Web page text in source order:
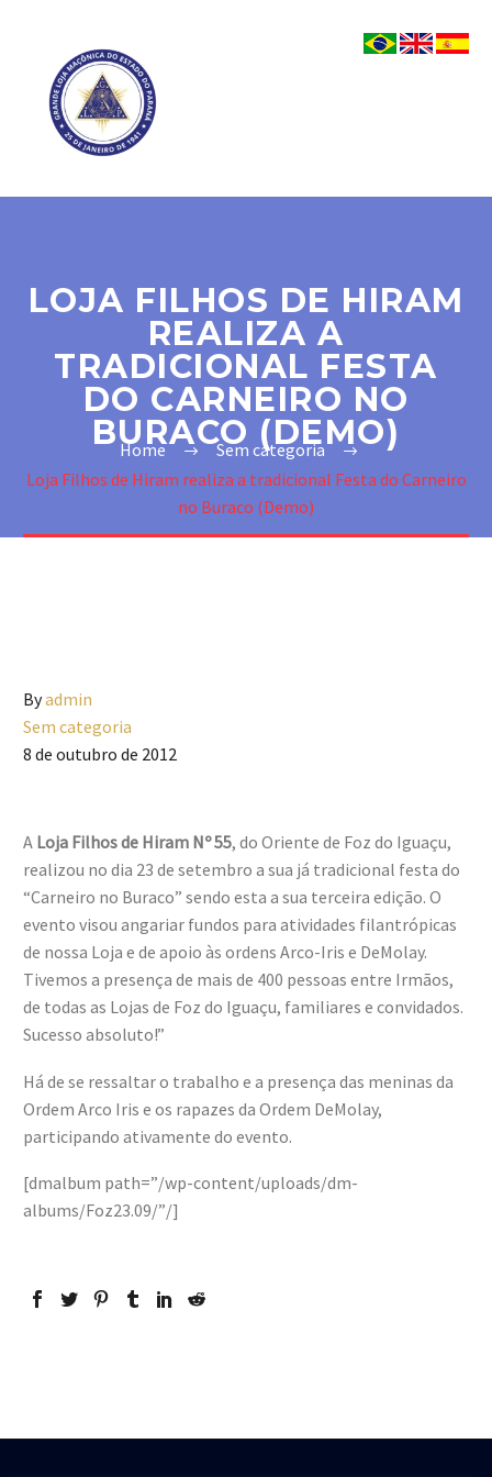
LOJA FILHOS DE HIRAM
REALIZA A
TRADICIONAL FESTA
DO CARNEIRO NO
BURACO (DEMO)
Home
Sem categoria
Loja Filhos de Hiram realiza a tradicional Festa do Carneiro
no Buraco (Demo)
Byadmin
Sem categoria
8 de outubro de 2012
A Loja Filhos de Hiram Nº 55, do Oriente de Foz do Iguaçu,
realizou no dia 23 de setembro a sua já tradicional festa do
“Carneiro no Buraco” sendo esta a sua terceira edição. O
evento visou angariar fundos para atividades filantrópicas
de nossa Loja e de apoio às ordens Arco-Iris e DeMolay.
Tivemos a presença de mais de 400 pessoas entre Irmãos,
de todas as Lojas de Foz do Iguaçu, familiares e convidados.
Sucesso absoluto!”
Há de se ressaltar o trabalho e a presença das meninas da
Ordem Arco Iris e os rapazes da Ordem DeMolay,
participando ativamente do evento.
[dmalbum path=”/wp-content/uploads/dm-
albums/Foz23.09/”/]